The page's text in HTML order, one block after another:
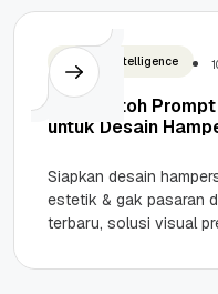
Artificial Intelligence
20+ Contoh
untuk Desain
Siapkan desain
estetik & gak pasaran
terbaru, solusi visual